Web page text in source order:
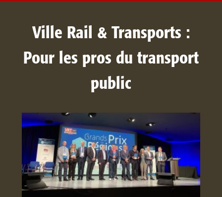
Ville Rail & Transports :
Pour les pros du transport
public